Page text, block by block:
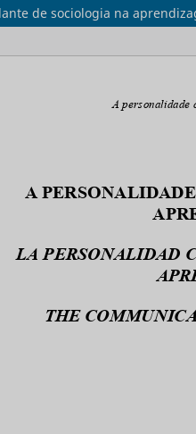
de sociologia na